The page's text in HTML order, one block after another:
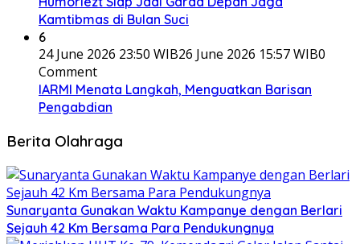
Kamtibmas di Bulan Suci
6
24 June 2026 23:50 WIB26 June 2026 15:57 WIB0
Comment
IARMI Menata Langkah, Menguatkan Barisan
Pengabdian
Berita Olahraga
Sunaryanta Gunakan Waktu Kampanye dengan Berlari
Sejauh 42 Km Bersama Para Pendukungnya